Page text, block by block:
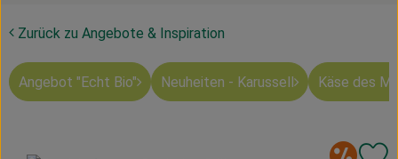
Ökokisten
Mahlitzscher Produkte
Zurück zu Angebote & Inspiration
Angebot "Echt Bio" Neuheiten - Karussell Käse des